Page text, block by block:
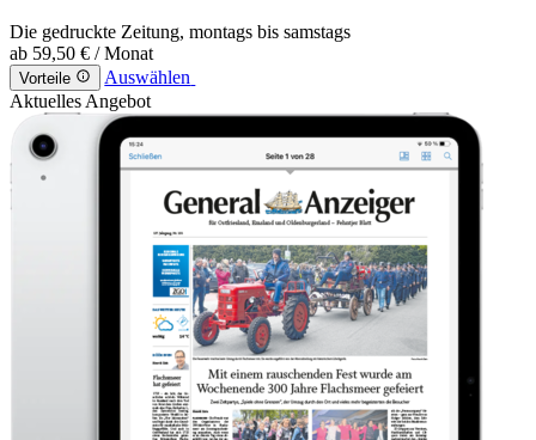
Die gedruckte Zeitung, montags bis samstags
ab 59,50 € / Monat
Vorteile
Auswählen
Aktuelles Angebot